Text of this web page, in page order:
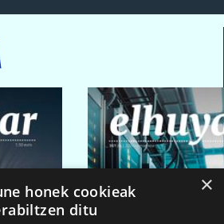
×
honek cookieak
ditu